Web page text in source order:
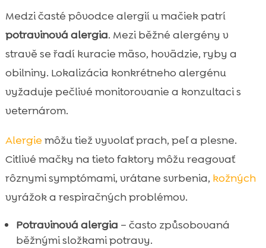
Medzi časté pôvodce alergií u mačiek patrí
potravinová alergia. Mezi běžné alergény v
stravě se řadí kuracie mäso, hovädzie, ryby a
obilniny. Lokalizácia konkrétneho alergénu
vyžaduje pečlivé monitorovanie a konzultaci s
veternárom.
Alergie môžu tiež vyvolať prach, peľ a plesne.
Citlivé mačky na tieto faktory môžu reagovať
rôznymi symptómami, vrátane svrbenia, kožných
vyrážok a respiračných problémov.
Potravinová alergia – často způsobovaná
běžnými složkami potravy.